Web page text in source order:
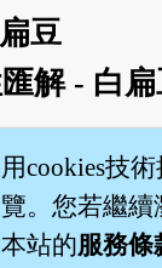
豆
解 - 白
cookies技
。您若繼續
站的服務條